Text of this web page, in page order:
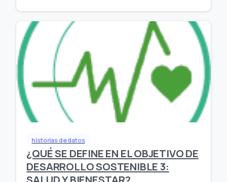
historias de datos
¿QUÉ SE DEFINE EN EL OBJETIVO DE
DESARROLLO SOSTENIBLE 3: